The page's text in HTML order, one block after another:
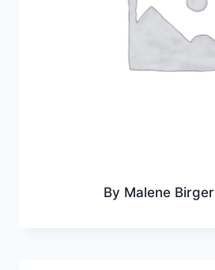
By Malene Birger